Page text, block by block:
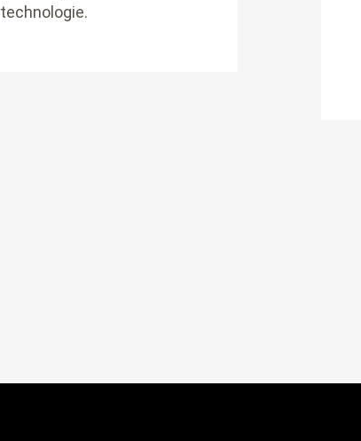
technologie.